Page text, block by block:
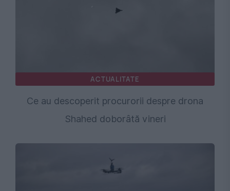
ACTUALITATE
Ce au descoperit procurorii despre drona
Shahed doborâtă vineri